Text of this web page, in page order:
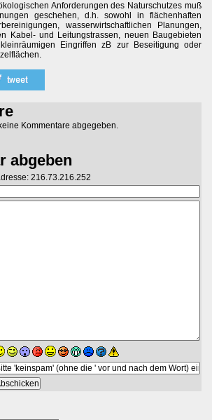
Anforderungen des Naturschutzes muß
geschehen, d.h. sowohl in flächenhaften
wasserwirtschaftlichen Planungen,
Kabel- und Leitungstrassen, neuen Baugebieten
Eingriffen zB zur Beseitigung oder
Kommentare abgegeben.
abgeben
216.73.216.252